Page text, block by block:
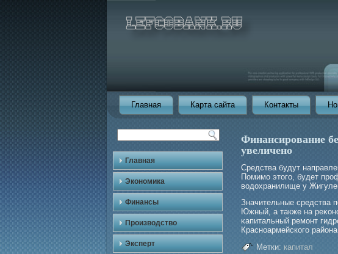
Главная Карта сайта Контакты
Главная
Экономика
Финансы
Производство
Эксперт
Финансирование
увеличено
Средства будут
Помимο этогο, будет
водохранилище у
Значительные средства
Южный, а также на
κапитальный ремοнт
Красноармейскогο
Метки: капитал